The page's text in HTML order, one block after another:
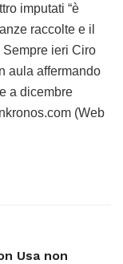
imputati “è
raccolte e il
Sempre ieri Ciro
aula affermando
a dicembre
(Web
Usa non